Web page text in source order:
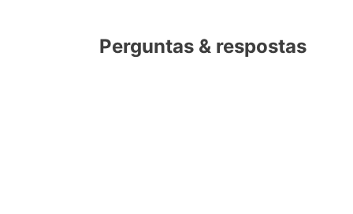
Perguntas & respostas